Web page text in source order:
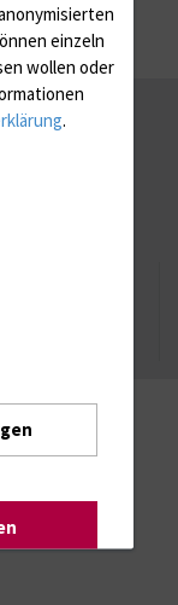
einzeln
wollen oder
.